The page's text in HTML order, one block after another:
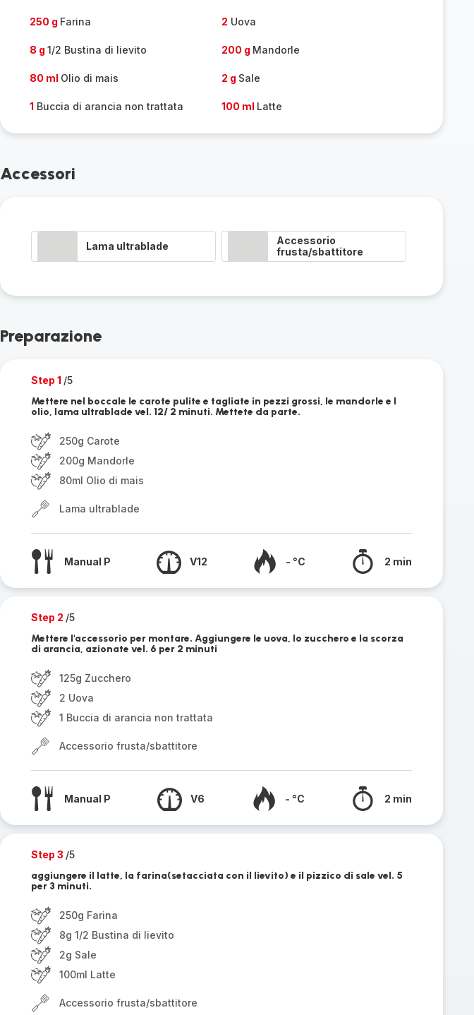
250 g Farina 2 Uova
8 g 1/2 Bustina di lievito 200 g Mandorle
80 ml Olio di mais 2 g Sale
1 Buccia di arancia non trattata 100 ml Latte
Accessori
Lama ultrablade
Accessorio
frusta/sbattitore
Preparazione
Step 1 /5
Mettere nel boccale le carote pulite e tagliate in pezzi grossi, le mandorle e l
olio, lama ultrablade vel. 12/ 2 minuti. Mettete da parte.
250g Carote
200g Mandorle
80ml Olio di mais
Lama ultrablade
Manual P V12 - °C 2 min
Step 2 /5
Mettere l'accessorio per montare. Aggiungere le uova, lo zucchero e la scorza
di arancia, azionate vel. 6 per 2 minuti
125g Zucchero
2 Uova
1 Buccia di arancia non trattata
Accessorio frusta/sbattitore
Manual P V6 - °C 2 min
Step 3 /5
aggiungere il latte, la farina(setacciata con il lievito) e il pizzico di sale vel. 5
per 3 minuti.
250g Farina
8g 1/2 Bustina di lievito
2g Sale
100ml Latte
Accessorio frusta/sbattitore